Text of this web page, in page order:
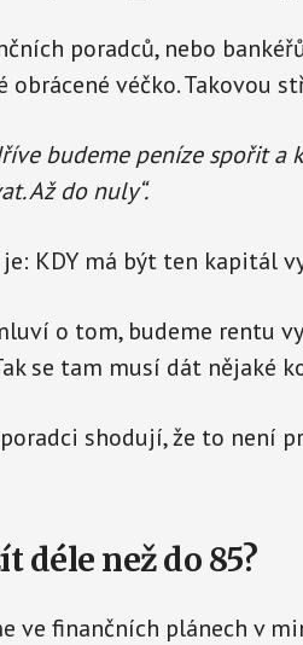
poradců, nebo
obrácené véčko. Takovou
budeme peníze spořit
Až do nuly“.
KDY má být ten kapitál
o tom, budeme rentu
se tam musí dát nějaké
shodují, že to není
déle než do 85?
ve finančních plánech v